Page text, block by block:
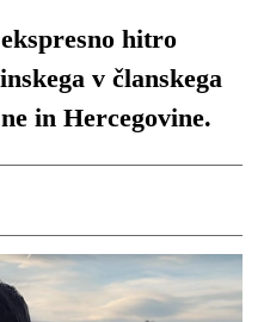
hitro
v članskega
in Hercegovine.